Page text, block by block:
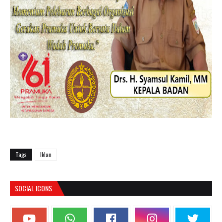
Tags Iklan
SOCIAL ICONS